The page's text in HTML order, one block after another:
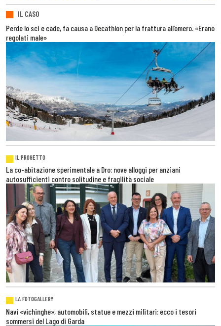
IL CASO
Perde lo sci e cade, fa causa a Decathlon per la frattura all’omero. «Erano
regolati male»
IL PROGETTO
La co-abitazione sperimentale a Dro: nove alloggi per anziani
autosufficienti contro solitudine e fragilità sociale
LA FOTOGALLERY
Navi «vichinghe», automobili, statue e mezzi militari: ecco i tesori
sommersi del Lago di Garda